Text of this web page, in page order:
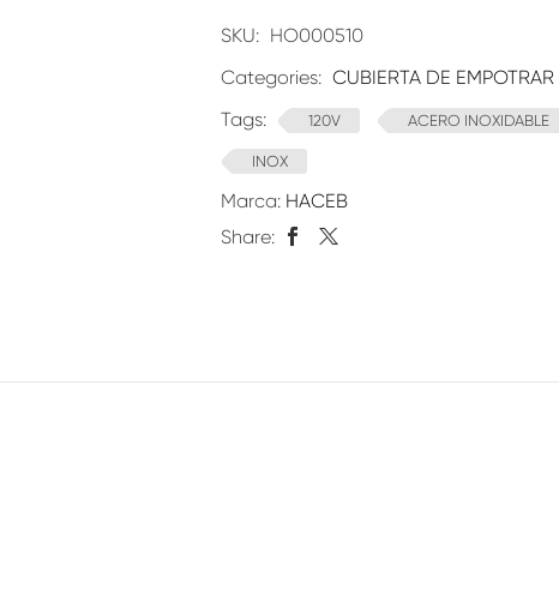
SKU: HO000510
Categories: CUBIERTA DE
Tags:
120V ACERO INOXIDABLE
INOX
Marca: HACEB
Share: